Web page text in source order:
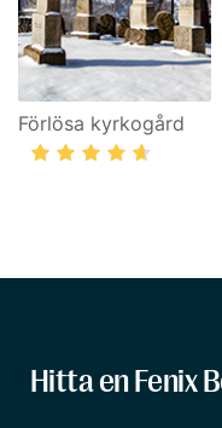
Förlösa kyrkogård
Hitta en Fenix